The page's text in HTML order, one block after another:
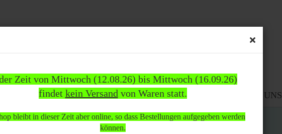
Zeit von Mittwoch (12.08.26) bis Mittwoch (16.09.26)
findet kein Versand von Waren statt.
bleibt in dieser Zeit aber online, so dass Bestellungen aufgegeben werden
können.
INFOS KUNDEN ÜBER UNS
WEITERE
» Faller Konvolut Club Racing wenig bespielt/gebraucht OVP